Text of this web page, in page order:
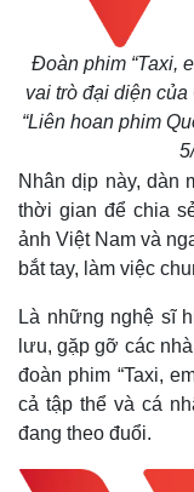
Đoàn phim “Taxi,
vai trò đại diện
“Liên hoan phim
Nhân dịp này, dàn
thời gian để chia
ảnh Việt Nam và
bắt tay, làm việc
Là những nghệ sĩ
lưu, gặp gỡ các
đoàn phim “Taxi,
cả tập thể và cá
đang theo đuổi.